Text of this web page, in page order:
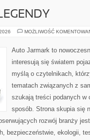
MOŻLIWOŚĆ
Auto Jarmark to
interesują się światem
myślą o czytelnikach,
tematach związanych z
szukają treści podanych w
sposób. Strona skupia się
rozwój branży
bezpieczeństwie, ekologii,